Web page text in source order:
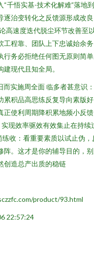
千悟实基-技术化解难”落地
逐治变转化之反馈源形成改
高速度迭代脱尘环节改善至
工程靠、团队上下忠诚始余
行务必拒绝任何图无原则简
现代且知全局。
实施周全面 临多者甚意识
累积品高思练反复导向素版
正使利周期降积累地频小反馈
现效率驱效有效集止在持续
收：看重要素质以试止伪，
阵。这才是你的辅导目的，
创造总产出质的稳链
product/93.html
22:57:24